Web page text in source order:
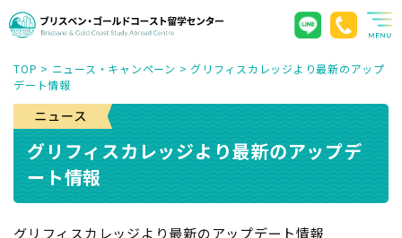
TOP > ニュース・キャンペーン > グリフィスカレッジより最新のアップ
デート情報
グリフィスカレッジより最新のアップデ
ート情報
グリフィスカレッジより最新のアップデート情報